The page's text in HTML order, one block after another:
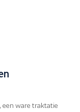
een ware traktatie